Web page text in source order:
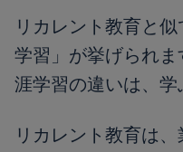
リカレント教育と
学習」が挙げられ
涯学習の違いは、学
リカレント教育は